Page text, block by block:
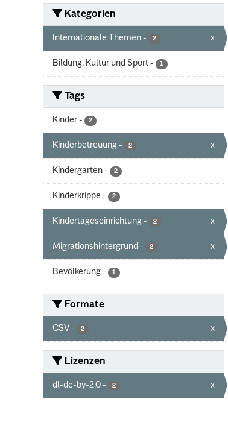
Kategorien
Internationale Themen - 2 x
Bildung, Kultur und Sport - 1
Tags
Kinder - 2
Kinderbetreuung - 2 x
Kindergarten - 2
Kinderkrippe - 2
Kindertageseinrichtung - 2 x
Migrationshintergrund - 2 x
Bevölkerung - 1
Formate
CSV - 2 x
Lizenzen
dl-de-by-2.0 - 2 x